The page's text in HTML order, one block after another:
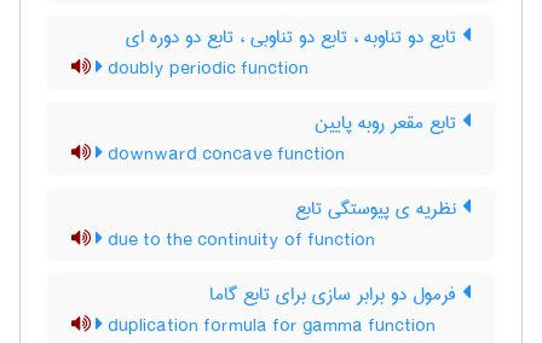
تابع دو تناوبه ، تابع دو تناوبی ، تابع دو دوره ای
doubly periodic function
تابع مقعر روبه پایین
downward concave function
نظریه ی پیوستگی تابع
due to the continuity of function
فرمول دو برابر سازی برای تابع گاما
duplication formula for gamma function